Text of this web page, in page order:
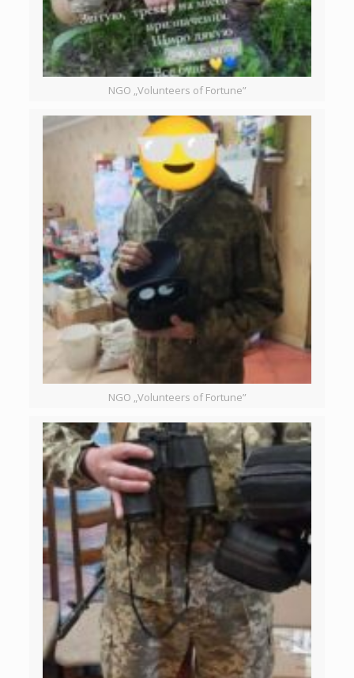
NGO „Volunteers of Fortune”
NGO „Volunteers of Fortune”